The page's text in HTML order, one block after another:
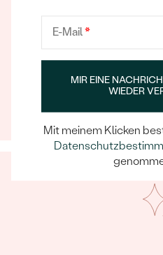
Wenn Sie online oder
sich darauf verlassen,
dass schon die Auswahl
einem
E-Mail*
MIR EINE
WIEDER
Mit meinem Klicken